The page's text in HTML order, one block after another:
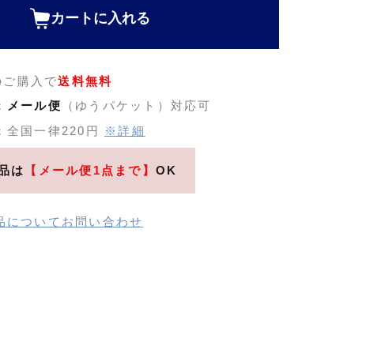
カートに入れる
ご購入で送料無料
メール便
（ゆうパケット）対応可
全国一律220円
※詳細
は 【メール便1点まで】 OK
についてお問い合わせ